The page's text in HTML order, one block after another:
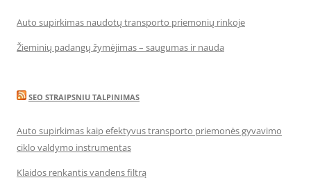
Auto supirkimas naudotų transporto priemonių rinkoje
Žieminių padangų žymėjimas – saugumas ir nauda
SEO STRAIPSNIU TALPINIMAS
Auto supirkimas kaip efektyvus transporto priemonės gyvavimo
ciklo valdymo instrumentas
Klaidos renkantis vandens filtrą